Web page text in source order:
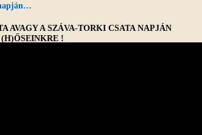
AVAGY A SZÁVA-TORKI CSATA NAPJÁN
!